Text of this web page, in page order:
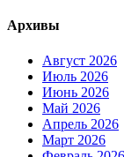
Архивы
Август 2026
Июль 2026
Июнь 2026
Май 2026
Апрель 2026
Март 2026